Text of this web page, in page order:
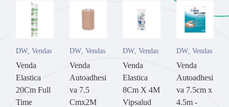
DW Vendas
Venda
Elastica
20Cm Full
Time
DW, Vendas
Venda
Autoadhesi
va 7.5
Cmx2M
DW Vendas
Venda
Elastica
8Cm X 4M
Vipsalud
DW, Vendas
Venda
Autoadhesi
va 7.5cm x
4.5m -